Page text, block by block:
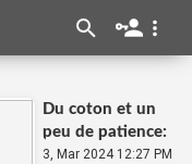
Du coton et un
peu de patience:
le jean qui
3, Mar 2024 12:27 PM